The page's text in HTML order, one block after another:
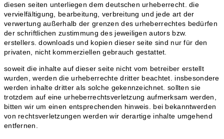
diesen seiten unterliegen dem deutschen urheberrecht. die
vervielfältigung, bearbeitung, verbreitung und jede art der
verwertung außerhalb der grenzen des urheberrechtes bedürfen
der schriftlichen zustimmung des jeweiligen autors bzw.
erstellers. downloads und kopien dieser seite sind nur für den
privaten, nicht kommerziellen gebrauch gestattet.
soweit die inhalte auf dieser seite nicht vom betreiber erstellt
wurden, werden die urheberrechte dritter beachtet. insbesondere
werden inhalte dritter als solche gekennzeichnet. sollten sie
trotzdem auf eine urheberrechtsverletzung aufmerksam werden,
bitten wir um einen entsprechenden hinweis. bei bekanntwerden
von rechtsverletzungen werden wir derartige inhalte umgehend
entfernen.